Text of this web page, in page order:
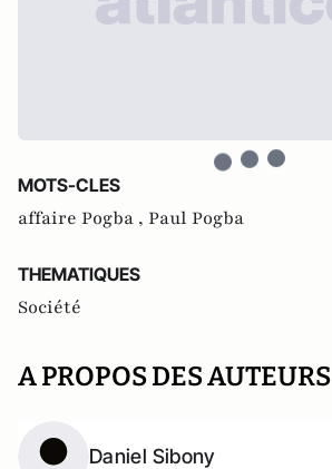
MOTS-CLES
affaire Pogba , Paul Pogba
THEMATIQUES
Société
A PROPOS DES AUTEURS
Daniel Sibony